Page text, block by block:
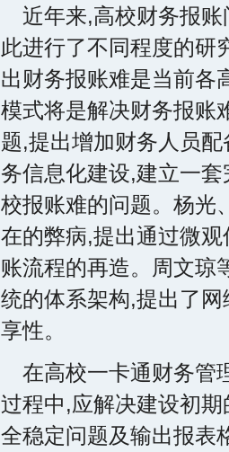
近年来,高校财务报
此进行了不同程度的研
出财务报账难是当前各
模式将是解决财务报账
题,提出增加财务人员
务信息化建设,建立一
校报账难的问题。杨光
在的弊病,提出通过微
账流程的再造。周文琼
统的体系架构,提出了
享性。
在高校一卡通财务管
过程中,应解决建设初
全稳定问题及输出报表